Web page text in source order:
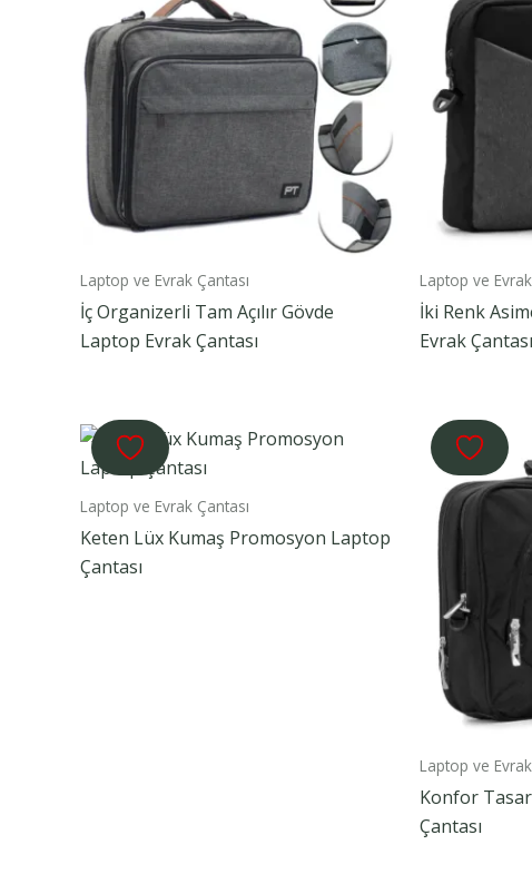
Laptop ve Evrak Çantası
İç Organizerli Tam Açılır Gövde
Laptop Evrak Çantası
Laptop ve
İki Renk
Evrak Çantası
Laptop ve Evrak Çantası
Keten Lüx Kumaş Promosyon Laptop
Çantası
Laptop ve
Konfor
Çantası